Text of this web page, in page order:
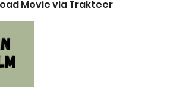
Movie via Trakteer